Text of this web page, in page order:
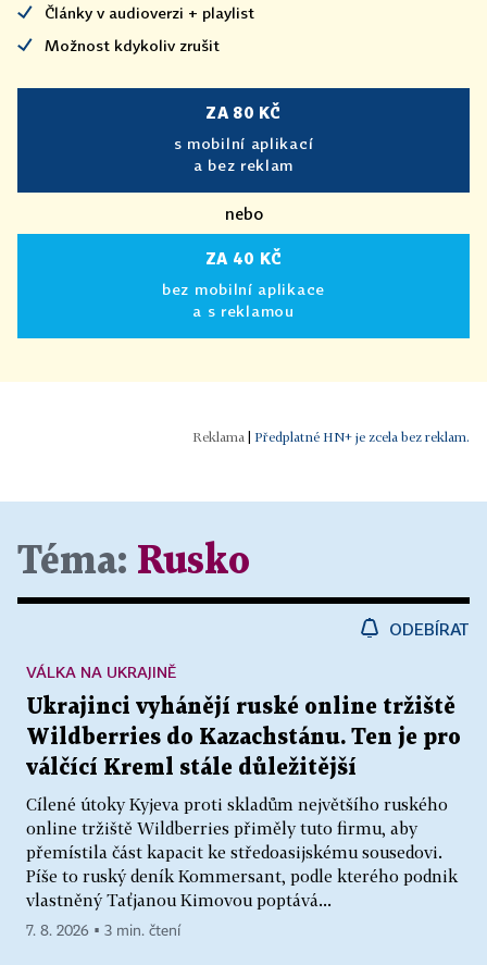
Články v audioverzi + playlist
Možnost kdykoliv zrušit
ZA 80 KČ
s mobilní aplikací
a bez reklam
nebo
ZA 40 KČ
bez mobilní aplikace
a s reklamou
| Předplatné HN+ je zcela bez reklam.
Téma: Rusko
ODEBÍRAT
Ukrajinci vyhánějí ruské online tržiště
Wildberries do Kazachstánu. Ten je pro
válčící Kreml stále důležitější
Cílené útoky Kyjeva proti skladům největšího ruského
online tržiště Wildberries přiměly tuto firmu, aby
přemístila část kapacit ke středoasijskému sousedovi.
Píše to ruský deník Kommersant, podle kterého podnik
vlastněný Taťjanou Kimovou poptává...
VÁLKA NA UKRAJINĚ
7. 8. 2026 ▪ 3 min. čtení